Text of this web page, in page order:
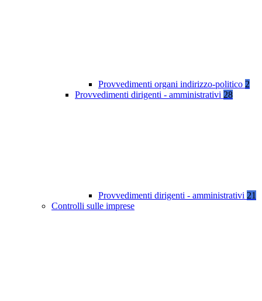
Provvedimenti organi indirizzo-politico 2
Provvedimenti dirigenti - amministrativi 28
Provvedimenti dirigenti - amministrativi 21
Controlli sulle imprese